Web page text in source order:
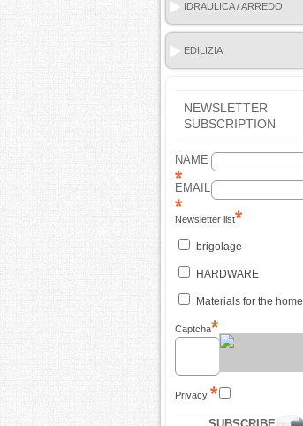
IDRAULICA / ARREDO
BAGNO
EDILIZIA
NEWSLETTER
SUBSCRIPTION
NAME
EMAIL
Newsletter list
brigolage
HARDWARE
Materials for the home
Captcha
Privacy